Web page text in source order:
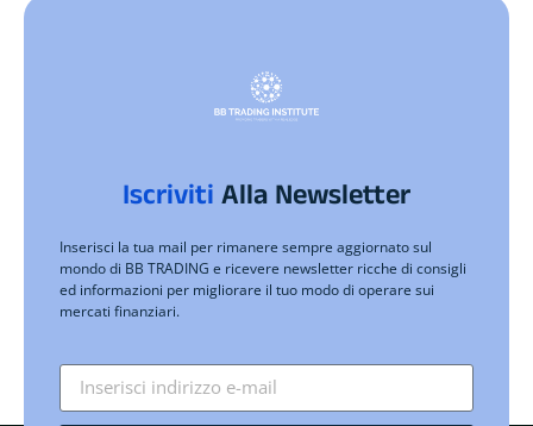
IscrivitiAlla Newsletter
Inserisci la tua mail per rimanere sempre aggiornato sul
mondo di BB TRADING e ricevere newsletter ricche di consigli
ed informazioni per migliorare il tuo modo di operare sui
mercati finanziari.